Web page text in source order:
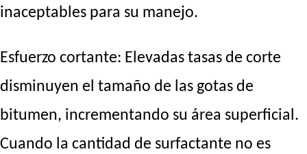
inaceptables para su manejo.
Esfuerzo cortante: Elevadas tasas de corte
disminuyen el tamaño de las gotas de
bitumen, incrementando su área superficial.
Cuando la cantidad de surfactante no es